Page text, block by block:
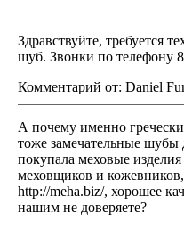
Здравствуйте, требуется
шуб. Звонки по телефону
Комментарий от: Daniel
А почему именно
тоже замечательные шубы
покупала меховые
меховщиков и
http://meha.biz/, хорошее
нашим не доверяете?